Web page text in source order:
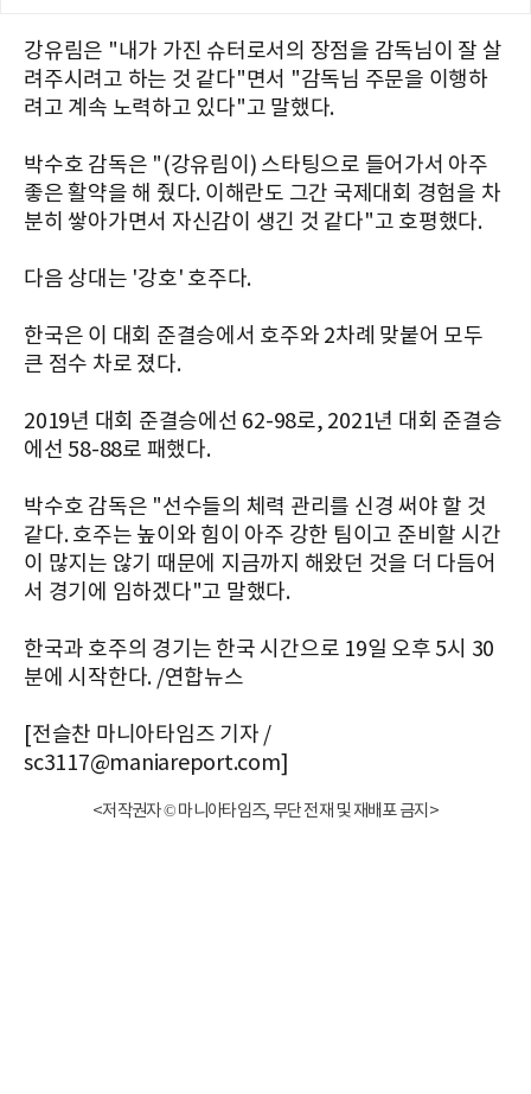
강유림은 "내가 가진 슈터로서의 장점을 감독님이 잘 살
려주시려고 하는 것 같다"면서 "감독님 주문을 이행하
려고 계속 노력하고 있다"고 말했다.
박수호 감독은 "(강유림이) 스타팅으로 들어가서 아주
좋은 활약을 해 줬다. 이해란도 그간 국제대회 경험을 차
분히 쌓아가면서 자신감이 생긴 것 같다"고 호평했다.
다음 상대는 '강호' 호주다.
한국은 이 대회 준결승에서 호주와 2차례 맞붙어 모두
큰 점수 차로 졌다.
2019년 대회 준결승에선 62-98로, 2021년 대회 준결승
에선 58-88로 패했다.
박수호 감독은 "선수들의 체력 관리를 신경 써야 할 것
같다. 호주는 높이와 힘이 아주 강한 팀이고 준비할 시간
이 많지는 않기 때문에 지금까지 해왔던 것을 더 다듬어
서 경기에 임하겠다"고 말했다.
한국과 호주의 경기는 한국 시간으로 19일 오후 5시 30
분에 시작한다. /연합뉴스
[전슬찬 마니아타임즈 기자 /
sc3117@maniareport.com]
<저작권자 © 마니아타임즈, 무단 전재 및 재배포 금지>